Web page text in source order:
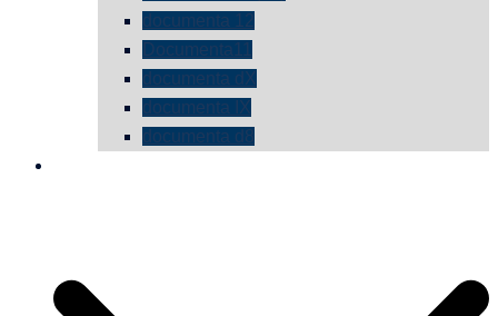
documenta 12
Documenta11
documenta dX
documenta IX
documenta d8